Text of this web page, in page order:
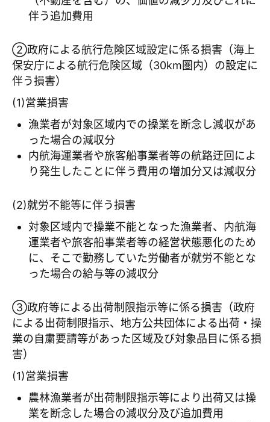
伴う追加費用
②政府による航行危険区域設定に係る損害（海上
保安庁による航行危険区域（30km圏内）の設定に
伴う損害）
(1)営業損害
漁業者が対象区域内での操業を断念し減収があ
った場合の減収分
内航海運業者や旅客船事業者等の航路迂回によ
り発生したことに伴う費用の増加分又は減収分
(2)就労不能等に伴う損害
対象区域内で操業不能となった漁業者、内航海
運業者や旅客船事業者等の経営状態悪化のため
に、そこで勤務していた労働者が就労不能とな
った場合の給与等の減収分
③政府等による出荷制限指示等に係る損害（政府
による出荷制限指示、地方公共団体による出荷・操
業の自粛要請等があった区域及び対象品目に係る損
害）
(1)営業損害
農林漁業者が出荷制限指示等により出荷又は操
業を断念した場合の減収分及び追加費用